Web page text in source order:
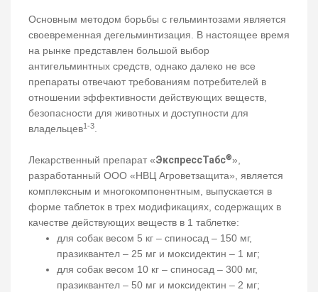
Основным методом борьбы с гельминтозами является
своевременная дегельминтизация. В настоящее время
на рынке представлен большой выбор
антигельминтных средств, однако далеко не все
препараты отвечают требованиям потребителей в
отношении эффективности действующих веществ,
безопасности для животных и доступности для
владельцев1-3.
Лекарственный препарат «ЭкспрессТабс®»,
разработанный ООО «НВЦ Агроветзащита», является
комплексным и многокомпонентным, выпускается в
форме таблеток в трех модификациях, содержащих в
качестве действующих веществ в 1 таблетке:
для собак весом 5 кг – спиносад – 150 мг,
празиквантел – 25 мг и моксидектин – 1 мг;
для собак весом 10 кг – спиносад – 300 мг,
празиквантел – 50 мг и моксидектин – 2 мг;